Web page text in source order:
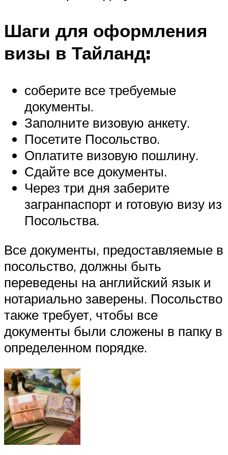
Шаги для оформления
визы в Тайланд:
соберите все требуемые
документы.
Заполните визовую анкету.
Посетите Посольство.
Оплатите визовую пошлину.
Сдайте все документы.
Через три дня заберите
загранпаспорт и готовую визу из
Посольства.
Все документы, предоставляемые в
посольство, должны быть
переведены на английский язык и
нотариально заверены. Посольство
также требует, чтобы все
документы были сложены в папку в
определенном порядке.